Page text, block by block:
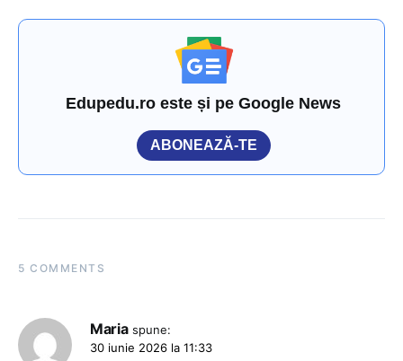
Edupedu.ro este și pe Google News
ABONEAZĂ-TE
5 COMMENTS
Maria spune:
30 iunie 2026 la 11:33